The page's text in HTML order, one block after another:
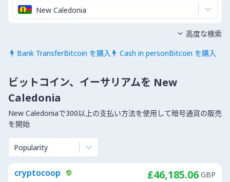
New Caledonia
 Bank TransferBitcoin を購入  Cash in personBitcoin を購入
 高度な検索
ビットコイン、イーサリアムを New
Caledonia
New Caledoniaで300以上の支払い方法を使用して暗号通貨の販売
を開始
Popularity
cryptocoop £46,185.06 GBP